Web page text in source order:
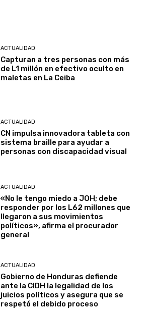
ACTUALIDAD
Capturan a tres personas con más
de L1 millón en efectivo oculto en
maletas en La Ceiba
ACTUALIDAD
CN impulsa innovadora tableta con
sistema braille para ayudar a
personas con discapacidad visual
ACTUALIDAD
«No le tengo miedo a JOH; debe
responder por los L62 millones que
llegaron a sus movimientos
políticos», afirma el procurador
general
ACTUALIDAD
Gobierno de Honduras defiende
ante la CIDH la legalidad de los
juicios políticos y asegura que se
respetó el debido proceso